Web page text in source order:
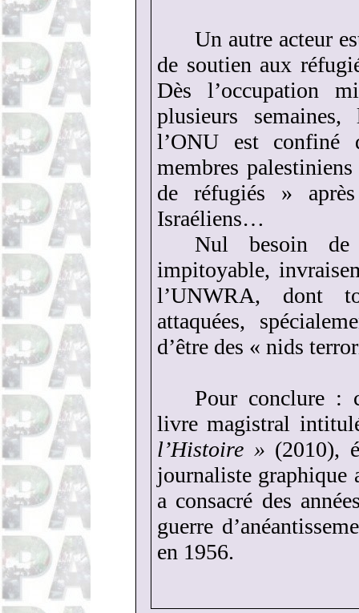
Un autre acteur
de soutien aux
Dès l’occupation
plusieurs
l’ONU est confiné
membres
de réfugiés »
Israéliens…
Nul besoin
impitoyable,
l’UNWRA, dont
attaquées,
d’être des « nids
Pour conclure :
livre magistral
l’Histoire » (2010),
journaliste graphique
a consacré des
guerre
en 1956.